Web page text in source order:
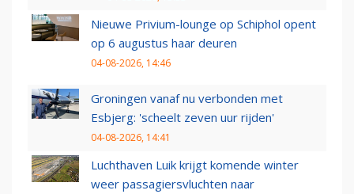
Nieuwe Privium-lounge op Schiphol opent
op 6 augustus haar deuren
04-08-2026, 14:46
Groningen vanaf nu verbonden met
Esbjerg: 'scheelt zeven uur rijden'
04-08-2026, 14:41
Luchthaven Luik krijgt komende winter
weer passagiersvluchten naar